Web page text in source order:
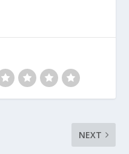
NEXT